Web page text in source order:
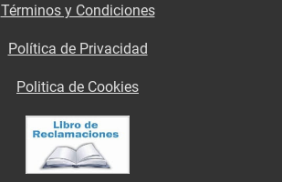
Términos y Condiciones
Política de Privacidad
Politica de Cookies